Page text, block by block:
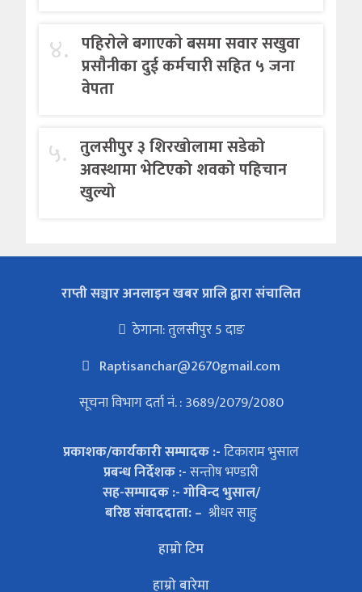
४. पहिराेले बगाएकाे बसमा सवार सखुवा
प्रसाैनीका दुई कर्मचारी सहित ५ जना
वेपता
५. तुलसीपुर ३ शिरखोलामा सडेको
अवस्थामा भेटिएको शवको पहिचान
खुल्यो
राप्ती सञ्चार अनलाइन खबर प्रालि द्वारा संचालित
ठेगाना: तुलसीपुर 5 दाङ
Raptisanchar@2670gmail.com
सूचना विभाग दर्ता नं. : 3689/2079/2080
प्रकाशक/कार्यकारी सम्पादक :-टिकाराम भुसाल
प्रबन्ध निर्देशक :-सन्तोष भण्डारी
सह-सम्पादक :- गोविन्द भुसाल/
बरिष्ठ संवाददाता: – श्रीधर साहु
हाम्रो टिम
हाम्रो बारेमा